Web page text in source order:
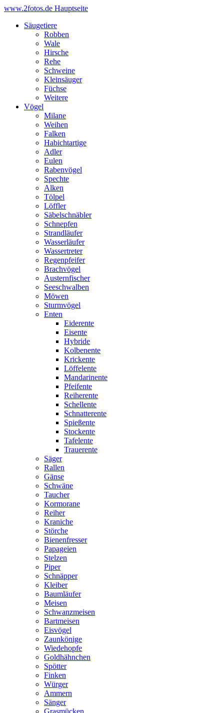
www.2fotos.de Hauptseite
Säugetiere
Robben
Wale
Hirsche
Rehe
Schweine
Kleinsäuger
Füchse
Weitere
Vögel
Milane
Weihen
Falken
Habichtartige
Adler
Eulen
Rabenvögel
Spechte
Alken
Tölpel
Löffler
Säbelschnäbler
Schnepfen
Strandläufer
Wasserläufer
Wassertreter
Regenpfeifer
Brachvögel
Austernfischer
Seeschwalben
Möwen
Sturmvögel
Enten
Eiderente
Eisente
Hybride
Kolbenente
Krickente
Löffelente
Mandarinente
Pfeifente
Reiherente
Schellente
Schnatterente
Spießente
Stockente
Tafelente
Trauerente
Säger
Rallen
Gänse
Schwäne
Taucher
Kormorane
Reiher
Kraniche
Störche
Bienenfresser
Papageien
Stelzen
Piper
Schnäpper
Kleiber
Baumläufer
Meisen
Schwanzmeisen
Bartmeisen
Eisvögel
Zaunkönige
Wiedehopfe
Goldhähnchen
Spötter
Finken
Würger
Ammern
Sänger
Grasmücken